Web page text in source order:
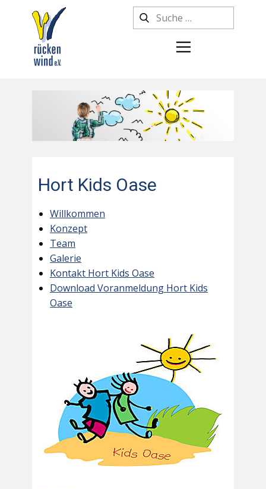
Hort Kids Oase
Willkommen
Konzept
Team
Galerie
Kontakt Hort Kids Oase
Download Voranmeldung Hort Kids
Oase